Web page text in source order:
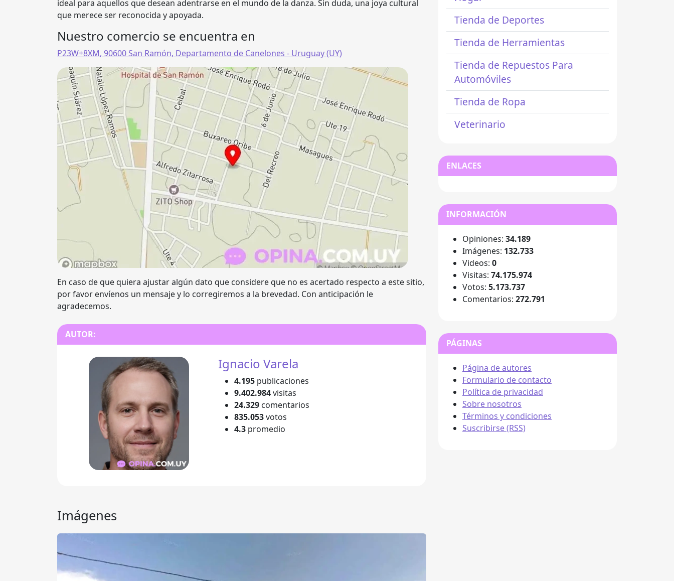
ideal para aquellos que desean adentrarse en el mundo de la danza. Sin duda, una joya cultural
que merece ser reconocida y apoyada.
Nuestro comercio se encuentra en
P23W+8XM, 90600San Ramón, Departamento de Canelones - Uruguay (UY)
En caso de que quiera ajustar algún dato que considere que no es acertado respecto a este sitio,
por favor envíenos un mensaje y lo corregiremos a la brevedad. Con anticipación le
agradecemos.
AUTOR:
Ignacio Varela
4.195 publicaciones
9.402.984visitas
24.329 comentarios
835.053votos
4.3 promedio
Imágenes
Tienda de Deportes
Tienda de Herramientas
Tienda de Repuestos Para
Automóviles
Tienda de Ropa
Veterinario
ENLACES
INFORMACIÓN
Opiniones: 34.189
Imágenes: 132.733
Videos: 0
Visitas: 74.175.974
Votos: 5.173.737
Comentarios: 272.791
PÁGINAS
Página de autores
Formulario de contacto
Política de privacidad
Sobre nosotros
Términos y condiciones
Suscribirse (RSS)